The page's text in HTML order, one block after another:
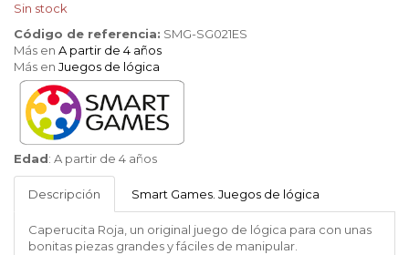
Sin stock
Código de referencia: SMG-SG021ES
Más en A partir de 4 años
Más en Juegos de lógica
Smart
Games
Edad: A partir de 4 años
Descripción Smart Games. Juegos de lógica
Caperucita Roja, un original juego de lógica para con unas
bonitas piezas grandes y fáciles de manipular.